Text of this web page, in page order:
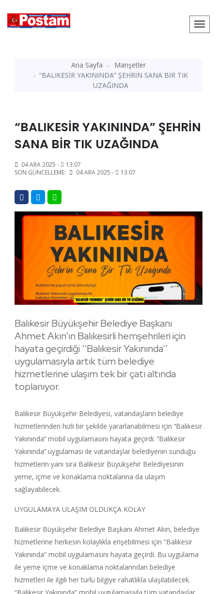
Ana Sayfa
Manşetler
“BALIKESİR YAKININDA” ŞEHRİN SANA BİR TIK
UZAĞINDA
“BALIKESİR YAKININDA” ŞEHRİN
SANA BİR TIK UZAĞINDA
04 ARA 2025 -
13:07
SON GÜNCELLEME:
04 ARA 2025 - 13:07
Balıkesir Büyükşehir Belediye Başkanı
Ahmet Akın’ın Balıkesirli hemşehrileri için
hayata geçirdiği ‘‘Balıkesir Yakınında’’
uygulamasıyla artık tüm belediye
hizmetlerine ulaşım tek bir çatı altında
toplanıyor.
Balıkesir Büyükşehir Belediyesi, vatandaşların belediye
hizmetlerinden hızlı bir şekilde yararlanabilmesi için ‘‘Balıkesir
Yakınında’’ mobil uygulamasını hayata geçirdi. ‘‘Balıkesir
Yakınında’’ uygulaması ile vatandaşlar belediyenin sunduğu
hizmetlerin yanı sıra Balıkesir Büyükşehir Belediyesinin
yeme, içme ve konaklama noktalarına da ulaşım
sağlayabilecek.
UYGULAMAYA ULAŞIM OLDUKÇA KOLAY
Balıkesir Büyükşehir Belediye Başkanı Ahmet Akın, belediye
hizmetlerine herkesin kolaylıkla erişebilmesi için “Balıkesir
Yakınında” mobil uygulamasını hayata geçirdi. Bu uygulama
ile yeme içme ve konaklama noktalarından belediye
hizmetleri ile ilgili her türlü bilgiye rahatlıkla ulaşılabilecek.